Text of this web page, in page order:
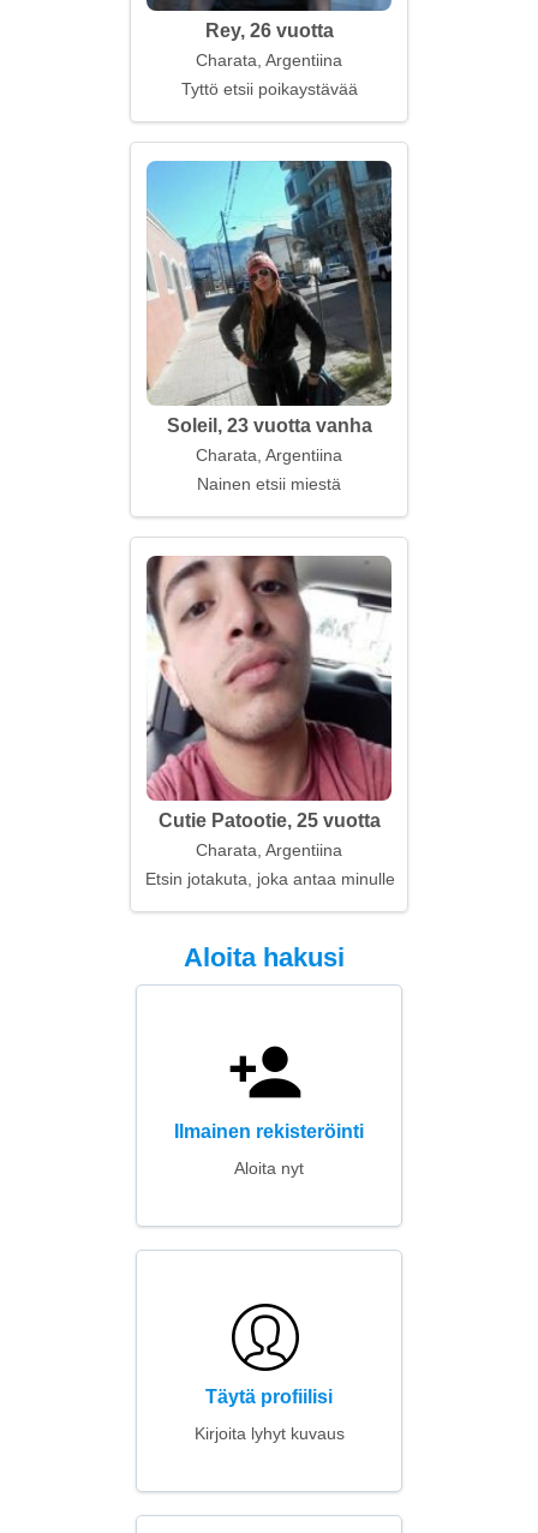
Rey, 26 vuotta
Charata, Argentiina
Tyttö etsii poikaystävää
Soleil, 23 vuotta vanha
Charata, Argentiina
Nainen etsii miestä
Cutie Patootie, 25 vuotta
Charata, Argentiina
Etsin jotakuta, joka antaa minulle inspiraatiota
Aloita hakusi
Ilmainen rekisteröinti
Aloita nyt
Täytä profiilisi
Kirjoita lyhyt kuvaus